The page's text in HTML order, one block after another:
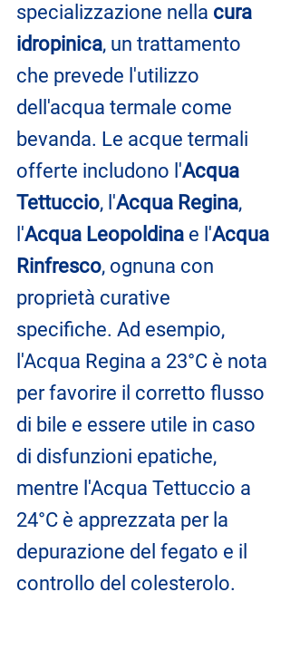
specializzazione nella cura
idropinica, un trattamento
che prevede l'utilizzo
dell'acqua termale come
bevanda. Le acque termali
offerte includono l'Acqua
Tettuccio, l'Acqua Regina,
l'Acqua Leopoldina e l'Acqua
Rinfresco, ognuna con
proprietà curative
specifiche. Ad esempio,
l'Acqua Regina a 23°C è nota
per favorire il corretto flusso
di bile e essere utile in caso
di disfunzioni epatiche,
mentre l'Acqua Tettuccio a
24°C è apprezzata per la
depurazione del fegato e il
controllo del colesterolo.